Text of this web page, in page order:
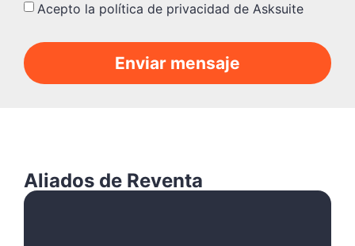
Acepto la política de privacidad de Asksuite
Enviar mensaje
Aliados de Reventa